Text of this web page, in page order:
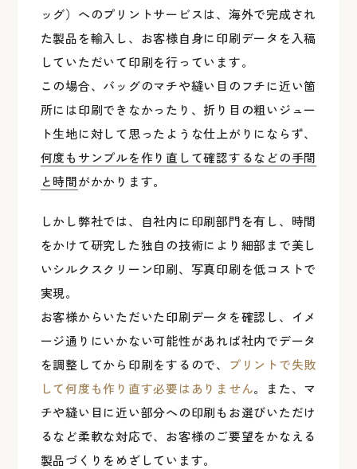
ッグ）へのプリントサービスは、海外で完成され
た製品を輸入し、お客様自身に印刷データを入稿
していただいて印刷を行っています。
この場合、バッグのマチや縫い目のフチに近い箇
所には印刷できなかったり、折り目の粗いジュー
ト生地に対して思ったような仕上がりにならず、
何度もサンプルを作り直して確認するなどの手間
と時間がかかります。
しかし弊社では、自社内に印刷部門を有し、時間
をかけて研究した独自の技術により細部まで美し
いシルクスクリーン印刷、写真印刷を低コストで
実現。
お客様からいただいた印刷データを確認し、イメ
ージ通りにいかない可能性があれば社内でデータ
を調整してから印刷をするので、
プリントで失敗
して何度も作り直す必要はありません。また、マ
チや縫い目に近い部分への印刷もお選びいただけ
るなど柔軟な対応で、お客様のご要望をかなえる
製品づくりをめざしています。